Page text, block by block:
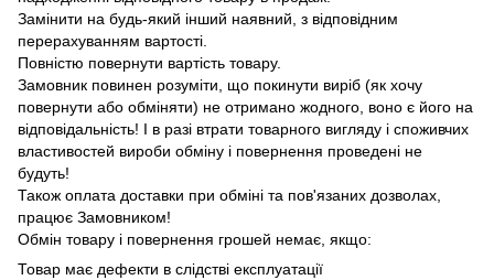
Замінити на будь-який інший наявний, з відповідним
перерахуванням вартості.
Повністю повернути вартість товару.
Замовник повинен розуміти, що покинути виріб (як хочу
повернути або обміняти) не отримано жодного, воно є його на
відповідальність! І в разі втрати товарного вигляду і споживчих
властивостей вироби обміну і повернення проведені не
будуть!
Також оплата доставки при обміні та пов'язаних дозволах,
працює Замовником!
Обмін товару і повернення грошей немає, якщо:
Товар має дефекти в слідстві експлуатації